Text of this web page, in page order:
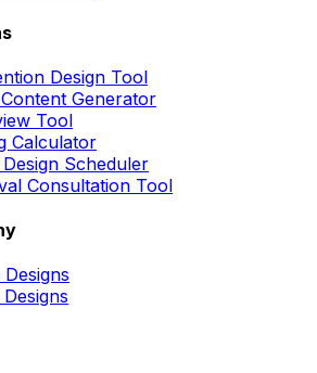
Design Tool
Generator
Tool
Calculator
Scheduler
Consultation Tool